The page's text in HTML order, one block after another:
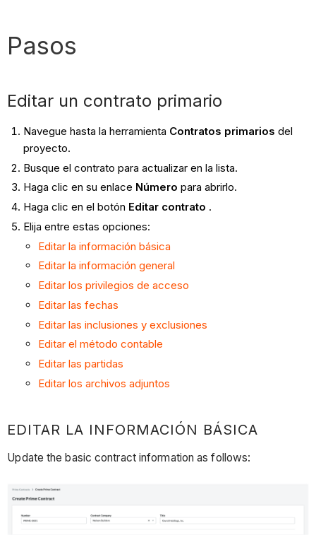
Pasos
Editar un contrato primario
Navegue hasta la herramienta Contratos primarios del
proyecto.
Busque el contrato para actualizar en la lista.
Haga clic en su enlace Número para abrirlo.
Haga clic en el botón Editar contrato .
Elija entre estas opciones:
Editar la información básica
Editar la información general
Editar los privilegios de acceso
Editar las fechas
Editar las inclusiones y exclusiones
Editar el método contable
Editar las partidas
Editar los archivos adjuntos
EDITAR LA INFORMACIÓN BÁSICA
Update the basic contract information as follows: